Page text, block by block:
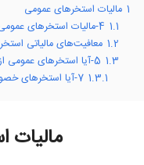
1 مالیات استخرهای عمومی
1.1 4-مالیات استخرهای عمومی
1.2 معافیت‌های مالیاتی
1.3 5-آیا استخرهای عمومی از معافیت مالیاتی برخوردار هستند؟
1.3.1 7-آیا استخرهای خصوصی از تسهیلات مالیاتی برخوردار هستند؟